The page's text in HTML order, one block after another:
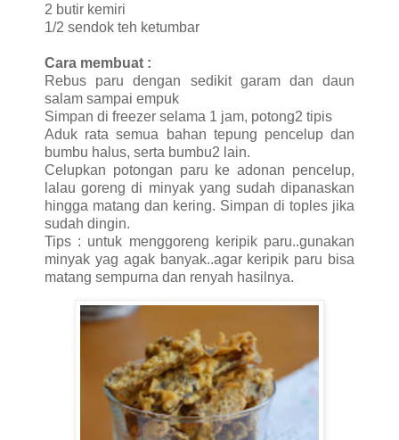
2 butir kemiri
1/2 sendok teh ketumbar
Cara membuat :
Rebus paru dengan sedikit garam dan daun
salam sampai empuk
Simpan di freezer selama 1 jam, potong2 tipis
Aduk rata semua bahan tepung pencelup dan
bumbu halus, serta bumbu2 lain.
Celupkan potongan paru ke adonan pencelup,
lalau goreng di minyak yang sudah dipanaskan
hingga matang dan kering. Simpan di toples jika
sudah dingin.
Tips : untuk menggoreng keripik paru..gunakan
minyak yag agak banyak..agar keripik paru bisa
matang sempurna dan renyah hasilnya.